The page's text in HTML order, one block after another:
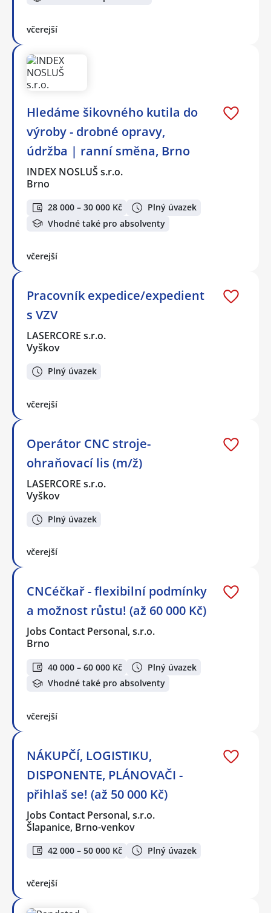
včerejší
Hledáme šikovného kutila do
výroby - drobné opravy,
údržba | ranní směna, Brno
INDEX NOSLUŠ s.r.o.
Brno
28 000 – 30 000 Kč
Plný úvazek
Vhodné také pro absolventy
včerejší
Pracovník expedice/expedient
s VZV
LASERCORE s.r.o.
Vyškov
Plný úvazek
včerejší
Operátor CNC stroje-
ohraňovací lis (m/ž)
LASERCORE s.r.o.
Vyškov
Plný úvazek
včerejší
CNCéčkař - flexibilní podmínky
a možnost růstu! (až 60 000 Kč)
Jobs Contact Personal, s.r.o.
Brno
40 000 – 60 000 Kč
Plný úvazek
Vhodné také pro absolventy
včerejší
NÁKUPČÍ, LOGISTIKU,
DISPONENTE, PLÁNOVAČI -
přihlaš se! (až 50 000 Kč)
Jobs Contact Personal, s.r.o.
Šlapanice, Brno-venkov
42 000 – 50 000 Kč Plný úvazek
včerejší